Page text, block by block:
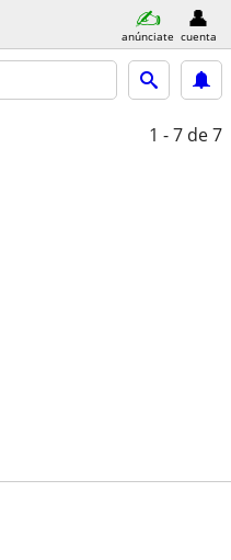
anúnciate cuenta
1 - 7 de 7